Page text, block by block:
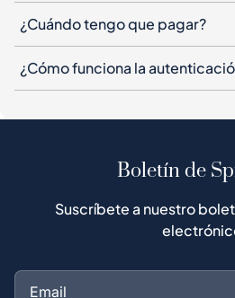
¿Cuándo tengo que pagar?
¿Cómo funciona la
Boletín de
Suscríbete a nuestro